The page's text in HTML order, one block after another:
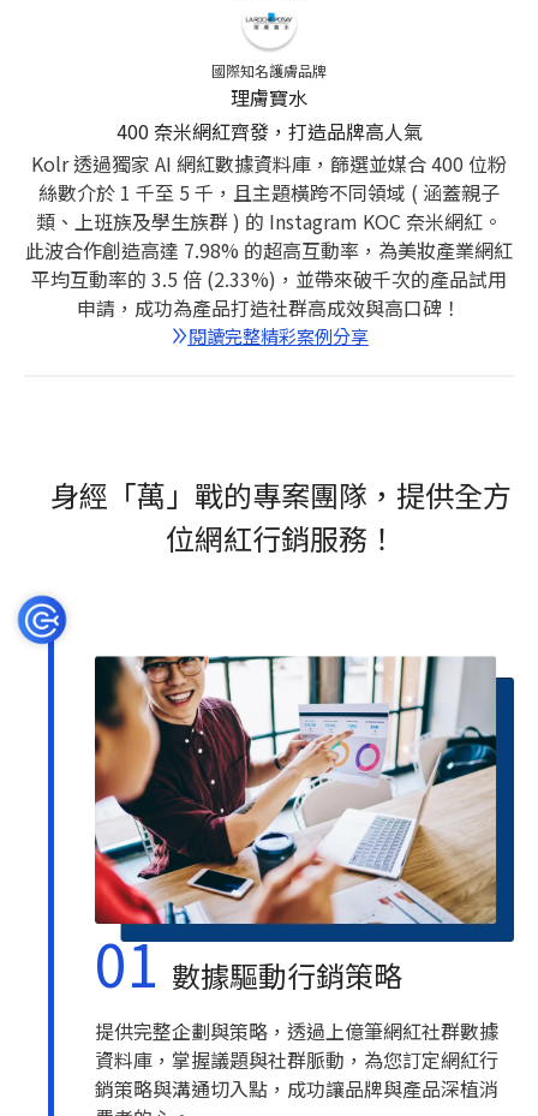
國際知名護膚品牌
理膚寶水
400 奈米網紅齊發，打造品牌高人氣
Kolr 透過獨家 AI 網紅數據資料庫，篩選並媒合 400 位粉
絲數介於 1 千至 5 千，且主題橫跨不同領域 ( 涵蓋親子
類、上班族及學生族群 ) 的 Instagram KOC 奈米網紅。
此波合作創造高達 7.98% 的超高互動率，為美妝產業網紅
平均互動率的 3.5 倍 (2.33%)，並帶來破千次的產品試用
申請，成功為產品打造社群高成效與高口碑！
閱讀完整精彩案例分享
身經「萬」戰的專案團隊，提供全方
位網紅行銷服務！
01 數據驅動行銷策略
提供完整企劃與策略，透過上億筆網紅社群數據
資料庫，掌握議題與社群脈動，為您訂定網紅行
銷策略與溝通切入點，成功讓品牌與產品深植消